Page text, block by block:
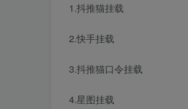
1.抖推猫挂载
2.快手挂载
3.抖推猫口令挂载
4.星图挂载